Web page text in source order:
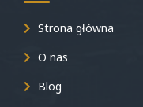
Strona główna
O nas
Blog